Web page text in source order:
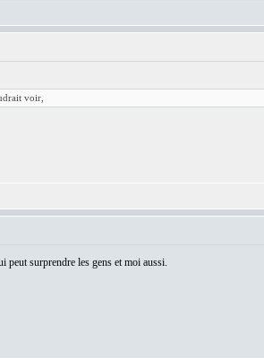
voir,
peut surprendre les gens et moi aussi.